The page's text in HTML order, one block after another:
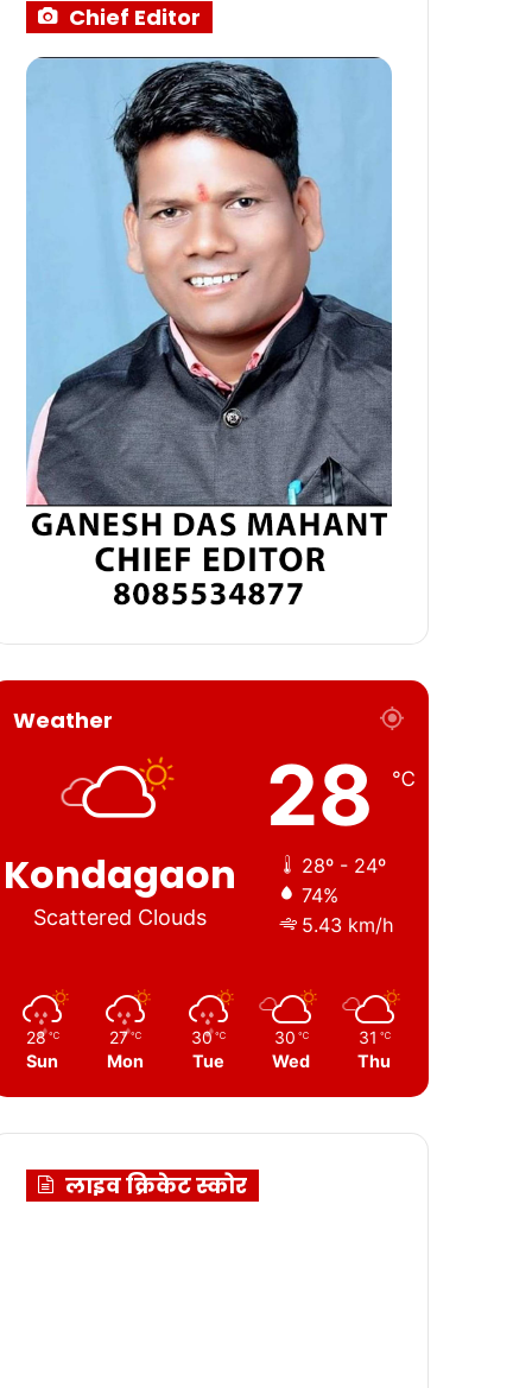
Chief Editor
Weather
Kondagaon
Scattered Clouds
28 ℃
28º - 24º
74%
5.43 km/h
28 ℃
Sun
27 ℃
Mon
30 ℃
Tue
30 ℃
Wed
31 ℃
Thu
लाइव क्रिकेट स्कोर